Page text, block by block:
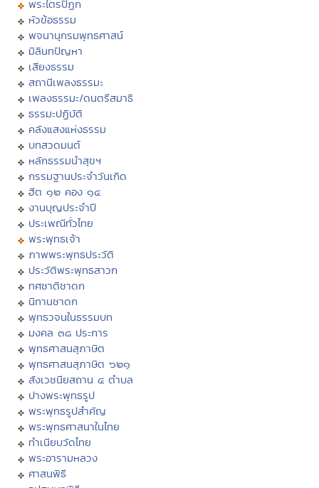
พระไตรปิฏก
หัวข้อธรรม
พจนานุกรมพุทธศาสน์
มิลินทปัญหา
เสียงธรรม
สถานีเพลงธรรมะ
เพลงธรรมะ/ดนตรีสมาธิ
ธรรมะปฏิบัติ
คลังแสงแห่งธรรม
บทสวดมนต์
หลักธรรมนำสุขฯ
กรรมฐานประจำวันเกิด
ฮีต ๑๒ คอง ๑๔
งานบุญประจำปี
ประเพณีทั่วไทย
พระพุทธเจ้า
ภาพพระพุทธประวัติ
ประวัติพระพุทธสาวก
ทศชาติชาดก
นิทานชาดก
พุทธวจนในธรรมบท
มงคล ๓๘ ประการ
พุทธศาสนสุภาษิต
พุทธศาสนสุภาษิต ๖๒๑
สังเวชนียสถาน ๔ ตำบล
ปางพระพุทธรูป
พระพุทธรูปสำคัญ
พระพุทธศาสนาในไทย
ทำเนียบวัดไทย
พระอารามหลวง
ศาสนพิธี